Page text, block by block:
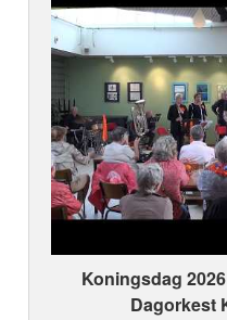
Koningsdag
Dagorkest